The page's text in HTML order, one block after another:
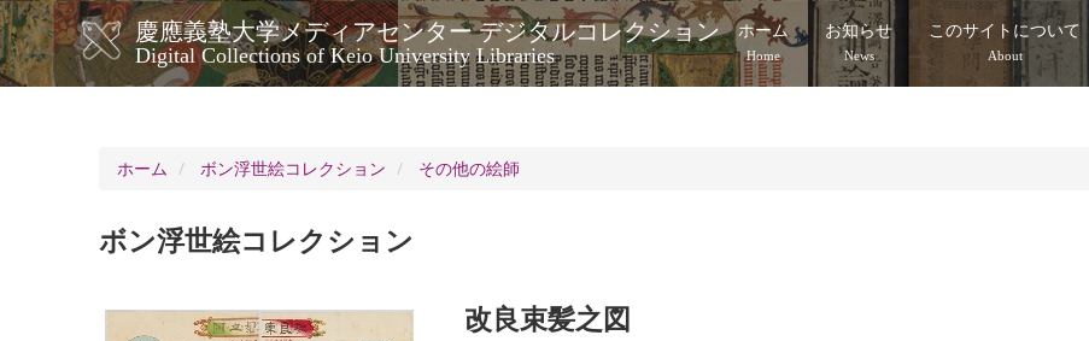
メ
イ
ン
コ
慶應義塾大学メディアセンター デジタルコレクション
Digital Collections of Keio University Libraries
メ
イ
ビ
ー
シ
ン
ホーム
Home
お知らせ
News
このサイトについて
About
ホーム
ボン浮世絵コレクション その他の絵師
ボン浮世絵コレクション
改良束髪之図